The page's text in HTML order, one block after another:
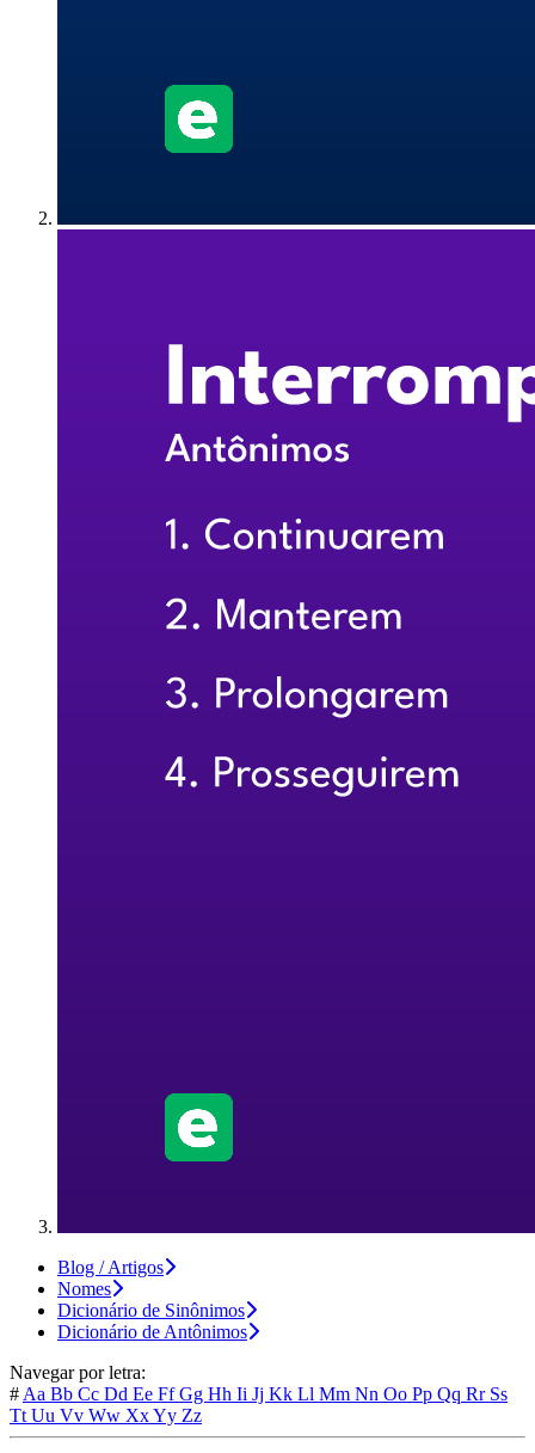
Blog / Artigos
Nomes
Dicionário de Sinônimos
Dicionário de Antônimos
Navegar por letra:
# Aa Bb Cc Dd Ee FfGg Hh Ii Jj Kk Ll Mm Nn Oo Pp Qq Rr Ss
Tt Uu Vv Ww XxYy Zz